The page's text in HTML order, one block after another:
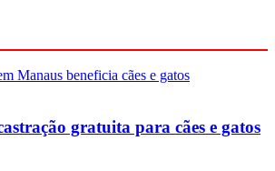
gratuita para cães e gatos